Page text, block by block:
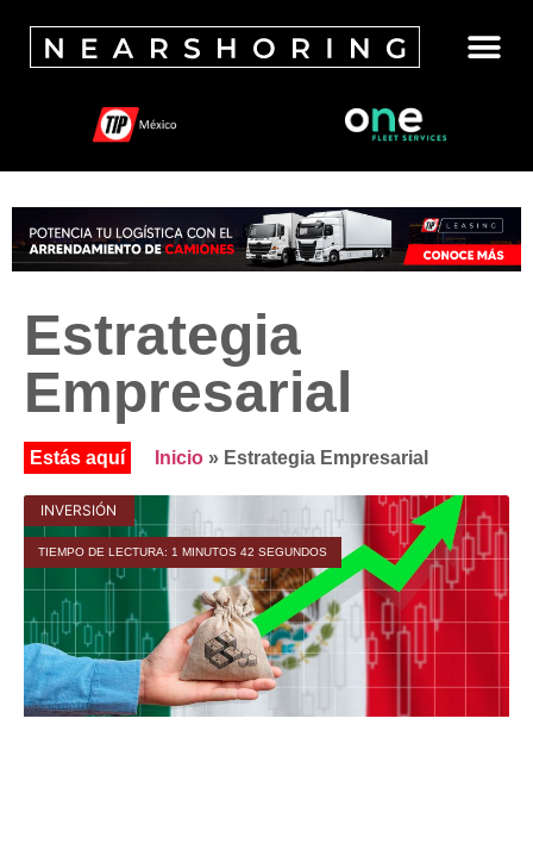
Estrategia
Empresarial
Inicio » Estrategia Empresarial
INVERSIÓN
TIEMPO DE LECTURA: 1 MINUTOS 42 SEGUNDOS